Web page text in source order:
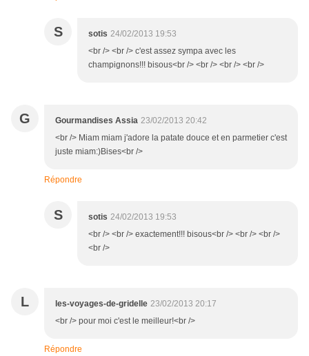
S sotis 24/02/2013 19:53
<br /> <br /> c'est assez sympa avec les
champignons!!! bisous<br /> <br /> <br /> <br />
G Gourmandises Assia 23/02/2013 20:42
<br /> Miam miam j'adore la patate douce et en parmetier c'est
juste miam:)Bises<br />
Répondre
S sotis 24/02/2013 19:53
<br /> <br /> exactement!!! bisous<br /> <br /> <br />
<br />
L les-voyages-de-gridelle 23/02/2013 20:17
<br /> pour moi c'est le meilleur!<br />
Répondre